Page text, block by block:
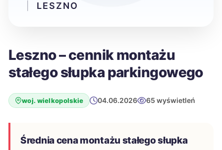
Leszno – cennik montażu
stałego słupka parkingowego
woj. wielkopolskie 04.06.2026 65 wyświetleń
Średnia cena montażu stałego słupka
LESZNO